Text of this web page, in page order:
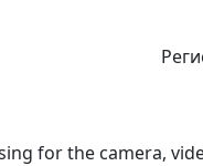
for the camera,